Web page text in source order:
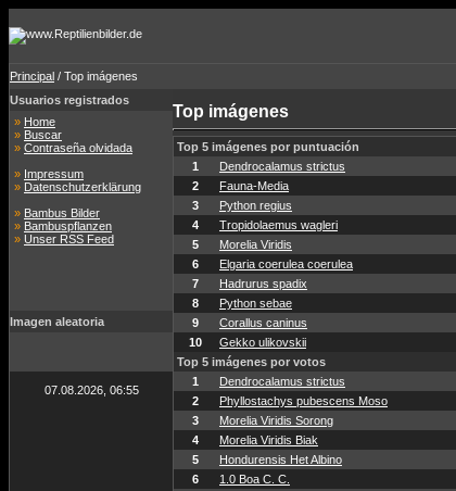
Principal / Top imágenes
Usuarios registrados
» Home
» Buscar
» Contraseña olvidada
» Impressum
» Datenschutzerklärung
» Bambus Bilder
» Bambuspflanzen
» Unser RSS Feed
Imagen aleatoria
07.08.2026, 06:55
Top imágenes
Top 5 imágenes por puntuación
1
Dendrocalamus strictus
2
Fauna-Media
3
Python regius
4
Tropidolaemus wagleri
5
Morelia Viridis
6
Elgaria coerulea coerulea
7
Hadrurus spadix
8
Python sebae
9
Corallus caninus
10
Gekko ulikovskii
Top 5 imágenes por votos
1
Dendrocalamus strictus
2
Phyllostachys pubescens Moso
3
Morelia Viridis Sorong
4
Morelia Viridis Biak
5
Hondurensis Het Albino
6
1.0 Boa C. C.